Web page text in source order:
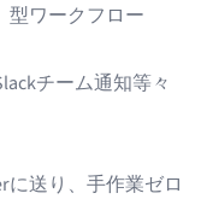
型ワークフロー
チーム通知等々
に送り、手作業ゼロ